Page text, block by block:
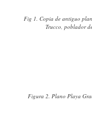
Fig 1. Copia de antiguo
Trucco, poblador
Figura 2. Plano Playa